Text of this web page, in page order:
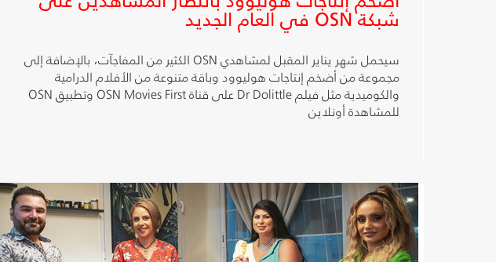
شبكة OSN في العام الجديد
سيحمل شهر يناير المقبل لمشاهدي OSN الكثير من المفاجآت، بالإضافة إلى
مجموعة من أضخم إنتاجات هوليوود وباقة متنوعة من الأفلام الدرامية
والكوميدية مثل فيلم Dr Dolittle على قناة OSN Movies First وتطبيق OSN
للمشاهدة أونلاين